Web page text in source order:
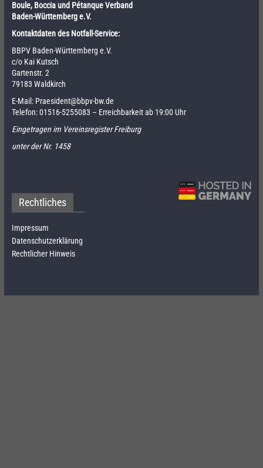
Boule, Boccia und Pétanque Verband
Baden-Württemberg e.V.
Kontaktdaten des Notfall-Service:
BBPV Baden-Württemberg e.V.
c/o Kai Kutsch
Gartenstr. 2
79183 Waldkirch
E-Mail: Praesident@bbpv-bw.de
Telefon:01516-5255083 – Erreichbarkeit ab 19:00 Uhr
Eingetragen im Vereinsregister Freiburg
unter der Nr. 1458
Rechtliches
Impressum
Datenschutzerklärung
Rechtlicher Hinweis